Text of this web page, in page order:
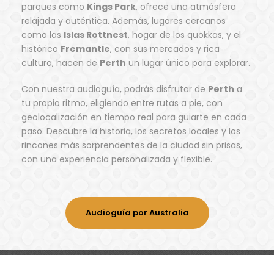
parques como Kings Park, ofrece una atmósfera
relajada y auténtica. Además, lugares cercanos
como las Islas Rottnest, hogar de los quokkas, y el
histórico Fremantle, con sus mercados y rica
cultura, hacen de Perth un lugar único para explorar.
Con nuestra audioguía, podrás disfrutar de Perth a
tu propio ritmo, eligiendo entre rutas a pie, con
geolocalización en tiempo real para guiarte en cada
paso. Descubre la historia, los secretos locales y los
rincones más sorprendentes de la ciudad sin prisas,
con una experiencia personalizada y flexible.
Audioguía por Australia